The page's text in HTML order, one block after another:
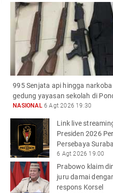
995 Senjata api hingga
gedung yayasan sekolah di
NASIONAL6 Agt 2026 19:30
Link live
Presiden 2026
Persebaya
6 Agt 2026 19:00
Prabowo klaim
juru damai
respons Korsel